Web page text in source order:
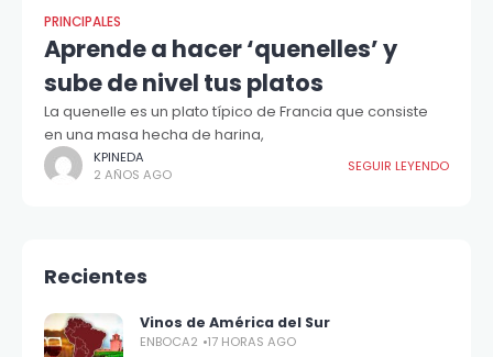
PRINCIPALES
Aprende a hacer ‘quenelles’ y
sube de nivel tus platos
La quenelle es un plato típico de Francia que consiste
en una masa hecha de harina,
KPINEDA
2 AÑOS AGO
SEGUIR LEYENDO
Recientes
Vinos de América del Sur
ENBOCA2 17 HORAS AGO